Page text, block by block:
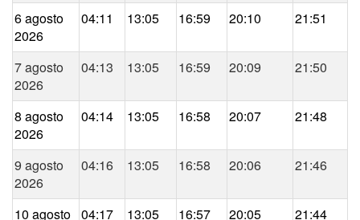
6 agosto
2026
04:11 13:05 16:59 20:10 21:51
7 agosto
2026
04:13 13:05 16:59 20:09 21:50
8 agosto
2026
04:14 13:05 16:58 20:07 21:48
9 agosto
2026
04:16 13:05 16:58 20:06 21:46
10 agosto 04:17 13:05 16:57 20:05 21:44